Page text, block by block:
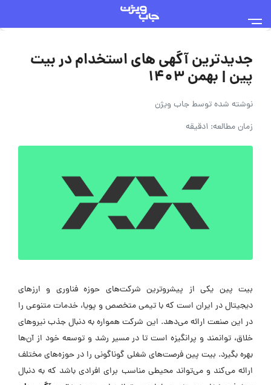
جدیدترین آگهی های استخدام در بیت
پین | بهمن ۱۴۰۳
نوشته شده توسطجاب ویژن
زمان مطالعه: 1دقیقه
بیت پین یکی از پیشروترین شرکت‌های حوزه فناوری و ارزهای
دیجیتال در ایران است که با تیمی متخصص و پویا، خدمات متنوعی را
در این صنعت ارائه می‌دهد. این شرکت همواره به دنبال جذب نیروهای
خلاق، توانمند و پرانگیزه است تا در مسیر رشد و توسعه خود از آن‌ها
بهره بگیرد. بیت پین فرصت‌های شغلی گوناگونی را در حوزه‌های مختلف
ارائه می‌کند و می‌تواند محیطی مناسب برای افرادی باشد که به دنبال